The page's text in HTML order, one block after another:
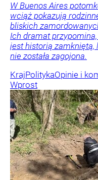
W Buenos Aires
wciąż pokazują
bliskich
Ich dramat
jest historią zamkniętą,
nie została zagojona.
KrajPolitykaOpinie i
Wprost